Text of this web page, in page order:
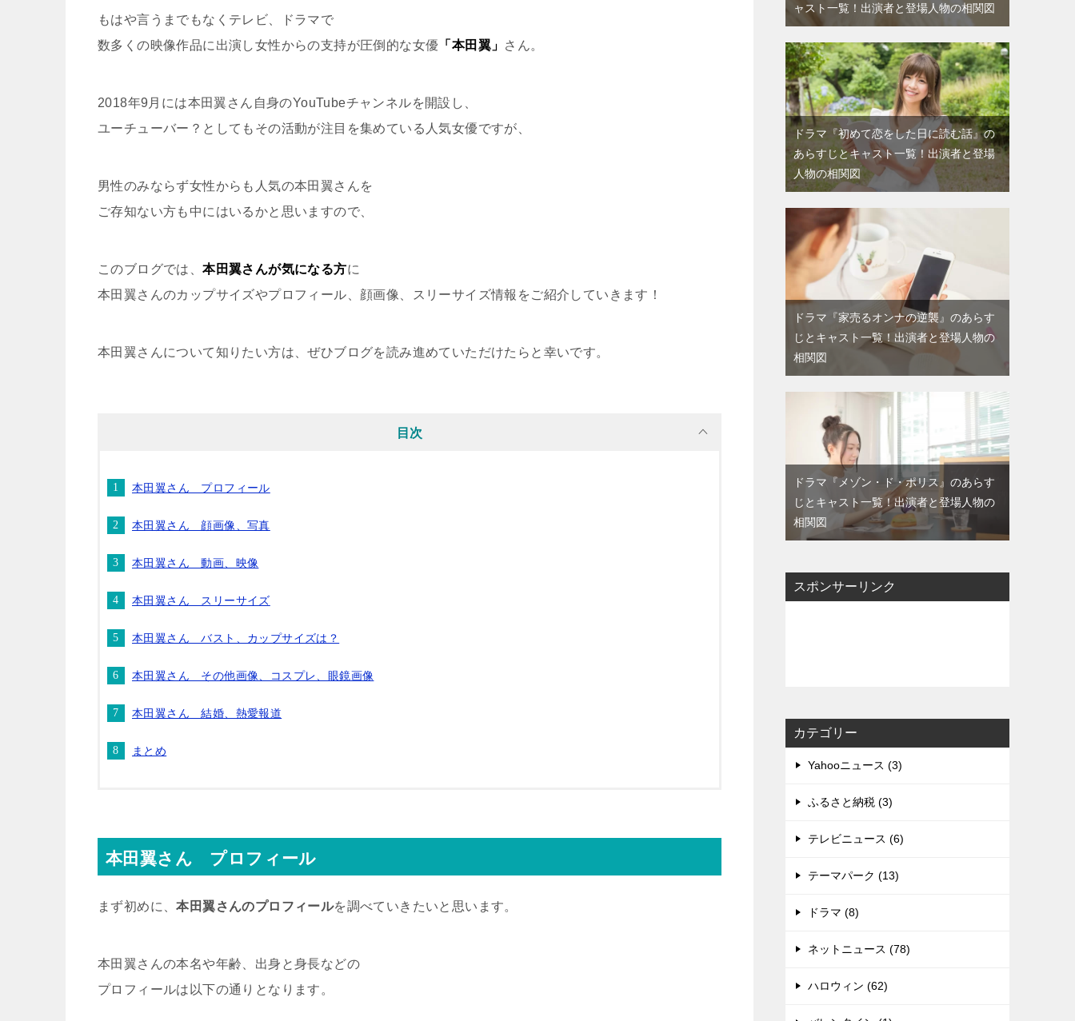
もはや言うまでもなくテレビ、ドラマで
数多くの映像作品に出演し女性からの支持が圧倒的な女優 「本田翼」 さん。
2018年9月には本田翼さん自身のYouTubeチャンネルを開設し、
ユーチューバー？としてもその活動が注目を集めている人気女優ですが、
男性のみならず女性からも人気の本田翼さんを
ご存知ない方も中にはいるかと思いますので、
このブログでは、本田翼さんが気になる方に
本田翼さんのカップサイズやプロフィール、顔画像、スリーサイズ情報 をご紹介していきます！
本田翼さんについて知りたい方は、ぜひブログを読み進めていただけたらと幸いです。
目次
本田翼さん プロフィール
本田翼さん 顔画像、写真
本田翼さん 動画、映像
本田翼さん スリーサイズ
本田翼さん バスト、カップサイズは？
本田翼さん その他画像、コスプレ、眼鏡画像
本田翼さん 結婚、熱愛報道
まとめ
本田翼さん プロフィール
まず初めに、本田翼さんのプロフィールを調べていきたいと思います。
本田翼さんの本名や年齢、出身と身長などの
プロフィールは以下の通りとなります。
ャスト一覧！出演者と登場人物の相関図
ドラマ『初めて恋をした日に読む話』の
あらすじとキャスト一覧！出演者と登場
人物の相関図
ドラマ『家売るオンナの逆襲』のあらす
じとキャスト一覧！出演者と登場人物の
相関図
ドラマ『メゾン・ド・ポリス』のあらす
じとキャスト一覧！出演者と登場人物の
相関図
スポンサーリンク
カテゴリー
Yahooニュース (3)
ふるさと納税 (3)
テレビニュース (6)
テーマパーク (13)
ドラマ (8)
ネットニュース (78)
ハロウィン (62)